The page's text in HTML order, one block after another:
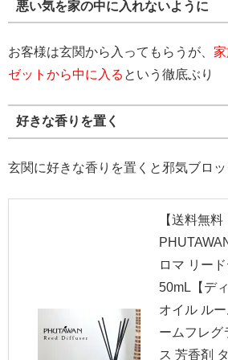
悪い気を家の中に入れないように
お客様は玄関から入ってもらうが、
ゼットから中に入る という徹底ぶり
好きな香りを置く
玄関に好きな香りを置くと邪気ブロッ
【送料無料
ロマ リー
50mL【デ
オイル ル
ームフレグ
ス 芳香剤